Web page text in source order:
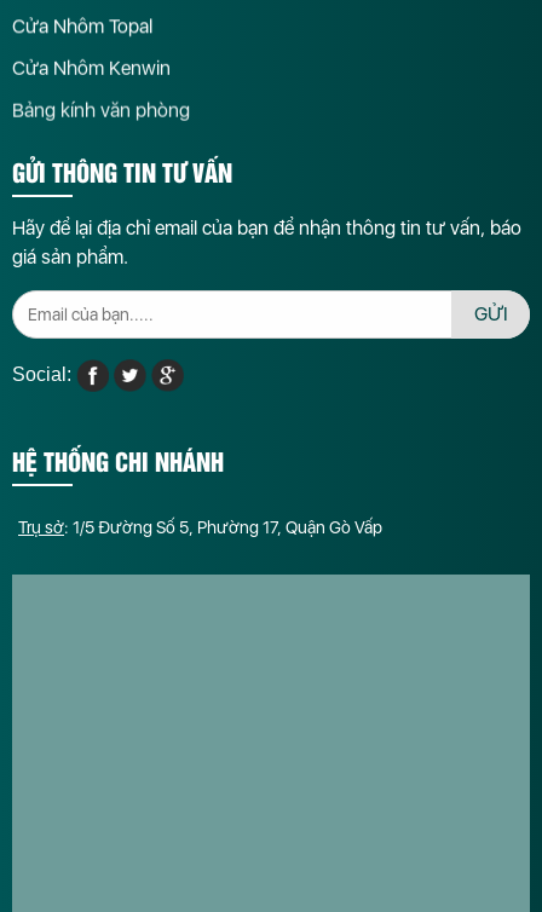
Cửa Nhôm Topal
Cửa Nhôm Kenwin
Bảng kính văn phòng
GỬI THÔNG TIN TƯ VẤN
Hãy để lại địa chỉ email của bạn để nhận thông tin tư vấn, báo
giá sản phẩm.
GỬI
Social:
HỆ THỐNG CHI NHÁNH
Trụ sở: 1/5 Đường Số 5, Phường 17, Quận Gò Vấp